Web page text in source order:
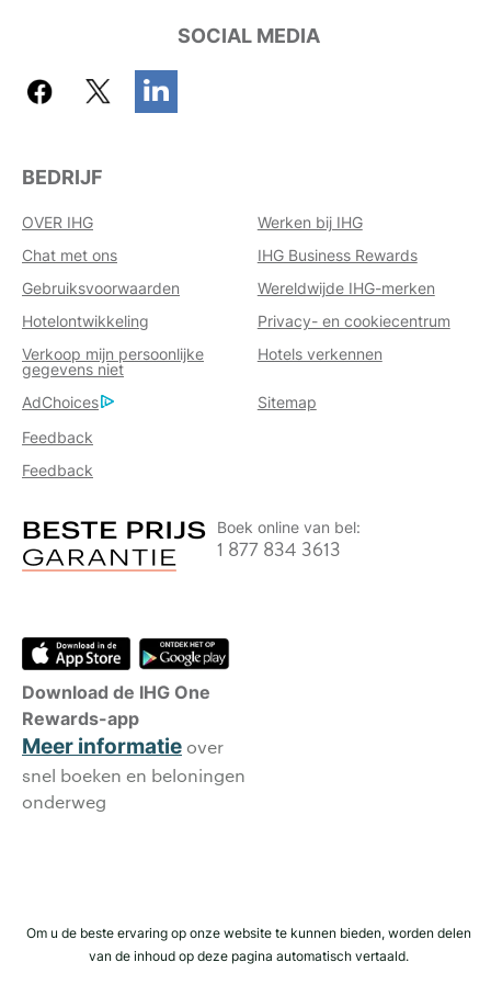
SOCIAL MEDIA
BEDRIJF
OVER IHG
Werken bij IHG
Chat met ons
IHG Business Rewards
Gebruiksvoorwaarden
Wereldwijde IHG-merken
Hotelontwikkeling
Privacy- en cookiecentrum
Verkoop mijn persoonlijke
gegevens niet
Hotels verkennen
AdChoices
Sitemap
Feedback
Feedback
Boek online van bel:
1 877 834 3613
Download de IHG One
Rewards-app
Meer informatie over
snel boeken en beloningen
onderweg
Om u de beste ervaring op onze website te kunnen bieden, worden delen
van de inhoud op deze pagina automatisch vertaald.